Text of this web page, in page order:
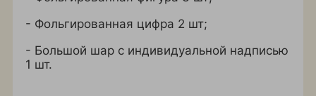
- Фольгированная цифра 2 шт;
- Большой шар с индивидуальной надписью
1 шт.